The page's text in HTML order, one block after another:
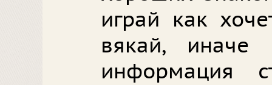
играй как
вякай,
информация